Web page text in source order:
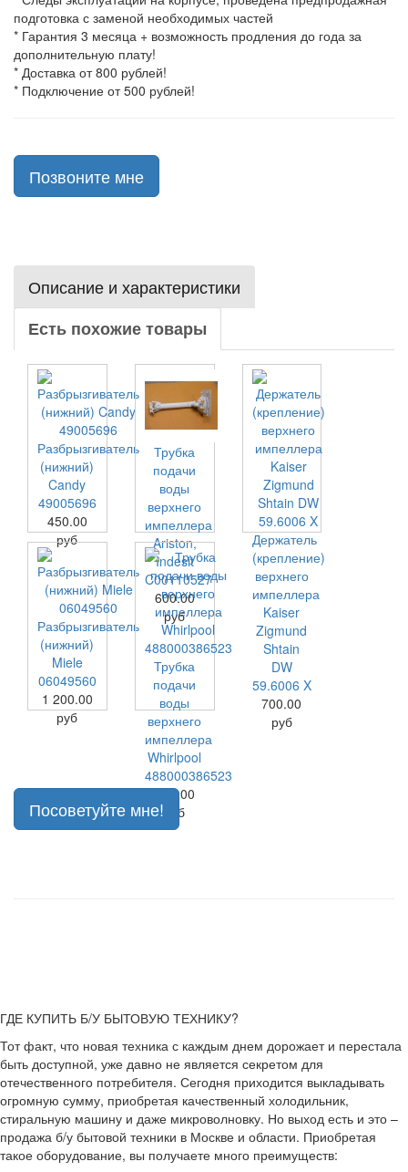
подготовка с заменой необходимых частей
* Гарантия 3 месяца + возможность продления до года за
дополнительную плату!
* Доставка от 800 рублей!
* Подключение от 500 рублей!
Позвоните мне
Описание и характеристики
Есть похожие товары
Разбрызгиватель
(нижний)
Candy
49005696
450.00
руб
Трубка
подачи
воды
верхнего
импеллера
Ariston,
Indesit
C00110527
600.00
руб
Держатель
(крепление)
верхнего
импеллера
Kaiser
Zigmund
Shtain
DW
59.6006 X
700.00
руб
Разбрызгиватель
(нижний)
Miele
06049560
1 200.00
руб
Трубка
подачи
воды
верхнего
импеллера
Whirlpool
488000386523
600.00
руб
Посоветуйте мне!
ГДЕ КУПИТЬ Б/У БЫТОВУЮ ТЕХНИКУ?
Тот факт, что новая техника с каждым днем дорожает и перестала
быть доступной, уже давно не является секретом для
отечественного потребителя. Сегодня приходится выкладывать
огромную сумму, приобретая качественный холодильник,
стиральную машину и даже микроволновку. Но выход есть и это –
продажа б/у бытовой техники в Москве и области. Приобретая
такое оборудование, вы получаете много преимуществ: